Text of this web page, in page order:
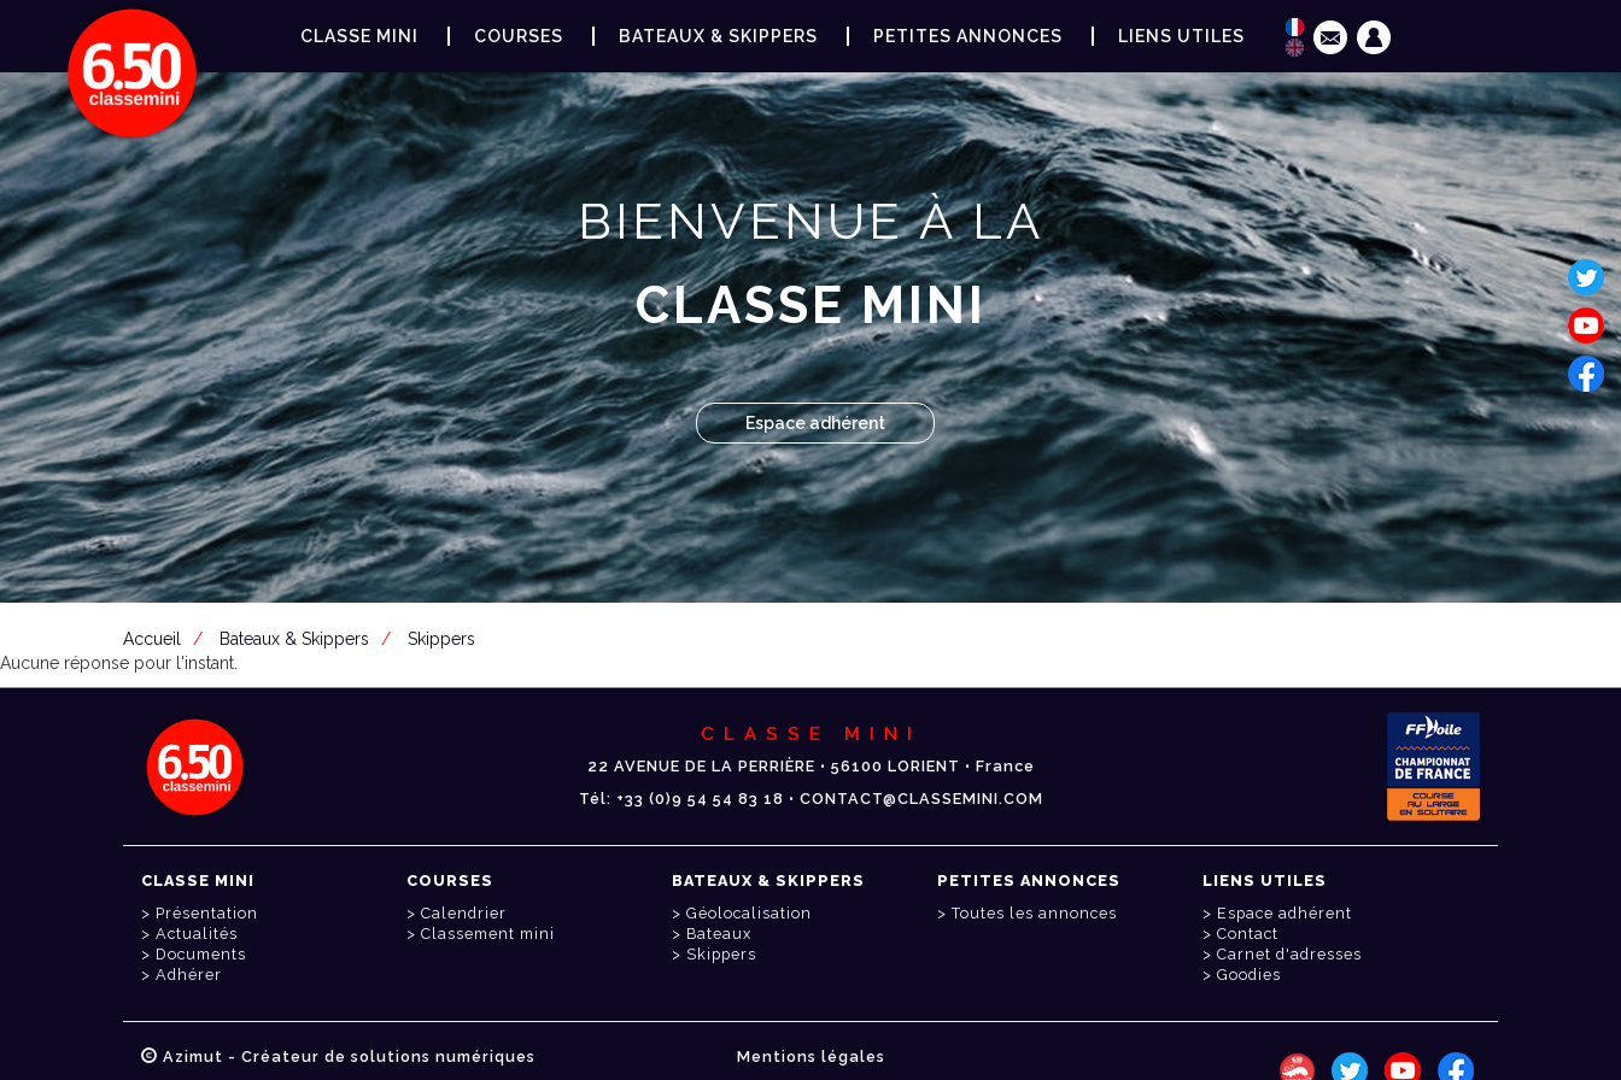
CLASSE MINI COURSES BATEAUX & SKIPPERS PETITES ANNONCES LIENS UTILES
BIENVENUE À LA
CLASSE MINI
Espace adhérent
Accueil Bateaux & Skippers
Skippers
Aucune réponse pour l'instant.
CLASSE MINI
22 AVENUE DE LA PERRIÈRE • 56100 LORIENT • France
Tél: +33 (0)9 54 54 83 18 • CONTACT@CLASSEMINI.COM
CLASSE MINI
Présentation
Actualités
Documents
Adhérer
COURSES
Calendrier
Classement mini
BATEAUX & SKIPPERS
Géolocalisation
Bateaux
Skippers
PETITES ANNONCES
Toutes les annonces
LIENS UTILES
Espace adhérent
Contact
Carnet d'adresses
Goodies
Azimut - Créateur de solutions numériques Mentions légales